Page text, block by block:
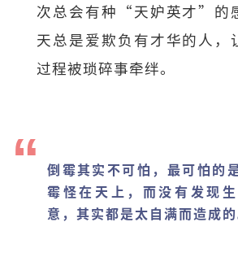
次总会有种“天妒英才”的
天总是爱欺负有才华的人，
过程被琐碎事牵绊。
倒霉其实不可怕，最可怕的
霉怪在天上，而没有发现
意，其实都是太自满而造成的